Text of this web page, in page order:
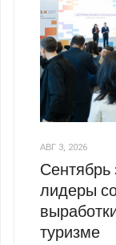
АВГ 3, 2026
Сентябрь
лидеры
туризме